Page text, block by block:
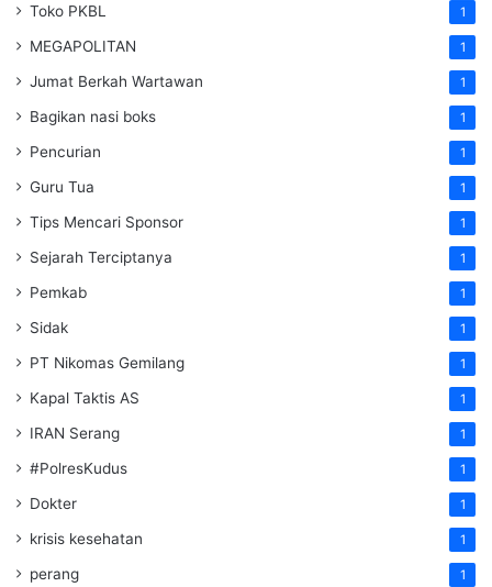
Toko PKBL 1
MEGAPOLITAN 1
Jumat Berkah Wartawan 1
Bagikan nasi boks 1
Pencurian 1
Guru Tua 1
Tips Mencari Sponsor 1
Sejarah Terciptanya 1
Pemkab 1
Sidak 1
PT Nikomas Gemilang 1
Kapal Taktis AS 1
IRAN Serang 1
#PolresKudus 1
Dokter 1
krisis kesehatan 1
perang 1